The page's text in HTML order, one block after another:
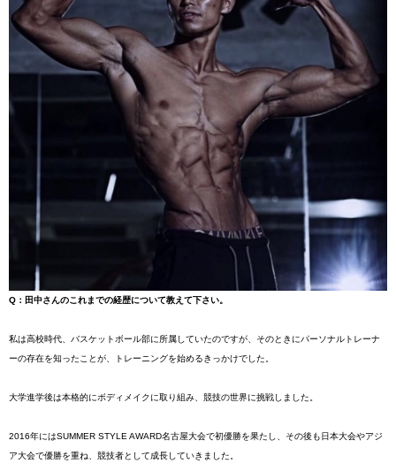
Q：田中さんのこれまでの経歴について教えて下さい。
私は高校時代、バスケットボール部に所属していたのですが、そのときにパーソナルトレーナ
ーの存在を知ったことが、トレーニングを始めるきっかけでした。
大学進学後は本格的にボディメイクに取り組み、競技の世界に挑戦しました。
2016年にはSUMMER STYLE AWARD名古屋大会で初優勝を果たし、その後も日本大会やアジ
ア大会で優勝を重ね、競技者として成長していきました。